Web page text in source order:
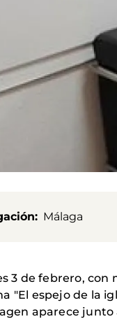
Málaga
3 de febrero,
"El espejo de la
aparece junto